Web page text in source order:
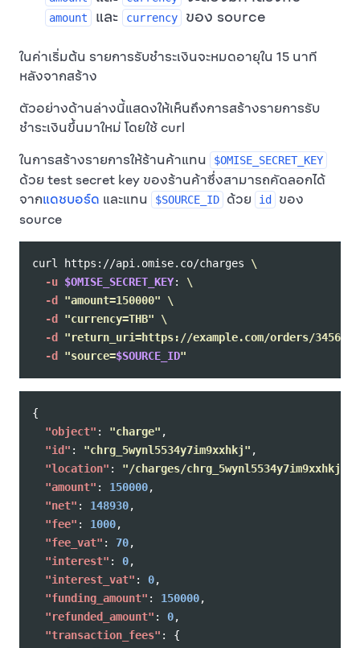
amount และ currency ของ source
ในค่าเริ่มต้น รายการรับชำระเงินจะหมดอายุใน 15 นาที
หลังจากสร้าง
ตัวอย่างด้านล่างนี้แสดงให้เห็นถึงการสร้างรายการรับ
ชำระเงินขึ้นมาใหม่ โดยใช้ curl
ในการสร้างรายการให้ร้านค้าแทน
$OMISE_SECRET_KEY
ด้วย test secret key ของร้านค้าซึ่งสามารถคัดลอกได้
จากแดชบอร์ด และแทน $SOURCE_ID ด้วย id
ของ
source
curl https://api.omise.co/charges \
-u $OMISE_SECRET_KEY: \
-d
"amount=150000"
\
-d
"currency=THB"
\
-d
"return_uri=https://example.com/orders/
-d
"source=$SOURCE_ID"
{
"object" : "charge" ,
"id" : "chrg_5wynl5534y7im9xxhkj" ,
"location" : "/charges/chrg_5wynl5534y7im9xxhkj"
"amount" : 150000,
"net" : 148930,
"fee" : 1000,
"fee_vat" : 70,
"interest" : 0,
"interest_vat" : 0,
"funding_amount" : 150000,
"refunded_amount" : 0,
"transaction_fees" :
{